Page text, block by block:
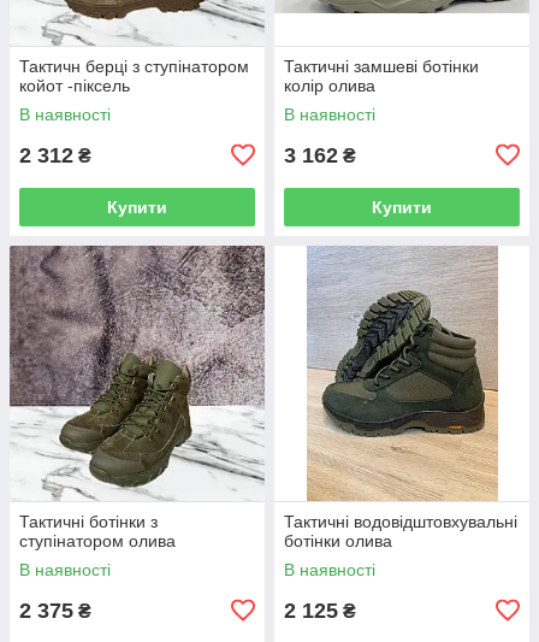
Тактичн берці з ступінатором
койот -піксель
В наявності
2 312 ₴
Купити
Тактичні замшеві ботінки
колір олива
В наявності
3 162 ₴
Купити
Тактичні ботінки з
ступінатором олива
В наявності
2 375 ₴
Тактичні водовідштовхувальні
ботінки олива
В наявності
2 125 ₴